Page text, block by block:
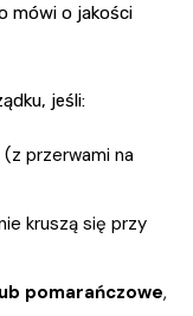
mówi o jakości
jeśli:
(z przerwami na
kruszą się przy
pomarańczowe,